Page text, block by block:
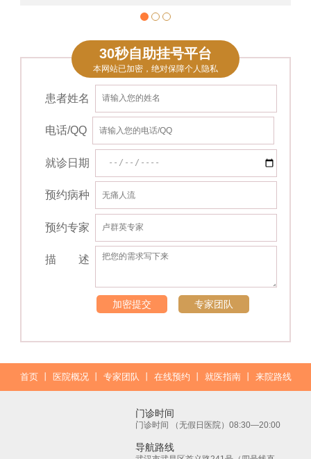
30秒自助挂号平台
本网站已加密，绝对保障个人隐私
患者姓名
电话/QQ
就诊日期
预约病种
预约专家
描 述
加密提交 专家团队
首页丨 医院概况丨 专家团队 在线预约 就医指南丨 来院路线
门诊时间
门诊时间 （无假日医院）08:30—20:00
导航路线